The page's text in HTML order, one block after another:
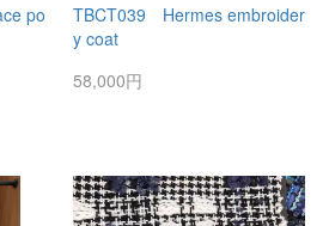
po
TBCT039 Hermes embroider
y coat
58,000円